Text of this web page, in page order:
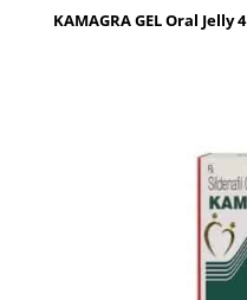
KAMAGRA GEL Oral Jelly 4